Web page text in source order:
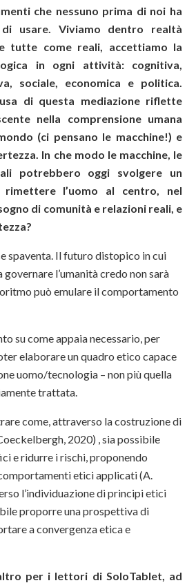
che nessuno prima di noi ha
usare. Viviamo dentro realtà
tutte come reali, accettiamo la
in ogni attività: cognitiva,
sociale, economica e politica.
di questa mediazione riflette
nella comprensione umana
(ci pensano le macchine!) e
In che modo le macchine, le
potrebbero oggi svolgere un
l’uomo al centro, nel
di comunità e relazioni reali, e
spaventa. Il futuro distopico in cui
governare l’umanità credo non sarà
può emulare il comportamento
su come appaia necessario, per
elaborare un quadro etico capace
uomo/tecnologia – non più quella
trattata.
come, attraverso la costruzione di
2020) , sia possibile
e ridurre i rischi, proponendo
etici applicati (A.
l’individuazione di principi etici
proporre una prospettiva di
a convergenza etica e
per i lettori di SoloTablet, ad